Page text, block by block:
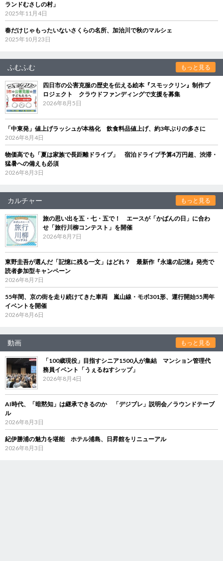
ランドむさしの村」
2025年11月4日
春だけじゃもったいないさくらの名所、加治川で秋のマルシェ
2025年10月23日
ふむふむ もっと見る
四日市の公害克服の歴史を伝える絵本『スモックリン』制作プ
ロジェクト クラウドファンディングで支援を募集
2026年8月5日
「中東発」値上げラッシュが本格化 飲食料品値上げ、約3年ぶりの多さに
2026年8月4日
物価高でも「夏は家族で長距離ドライブ」 宿泊ドライブ予算4万円超、渋滞・
猛暑への備えも必須
2026年8月3日
カルチャー もっと見る
旅の思い出を五・七・五で！ エースが「かばんの日」に合わ
せ「旅行川柳コンテスト」を開催
2026年8月7日
東野圭吾が選んだ「記憶に残る一文」はどれ？ 最新作『永遠の記憶』発売で
読者参加型キャンペーン
2026年8月7日
55年間、京の街を走り続けてきた車両 嵐山線・モボ301形、運行開始55周年
イベントを開催
2026年8月6日
動画 もっと見る
「100歳現役」目指すシニア1500人が集結 マンション管理代
務員イベント「うぇるねすシップ」
2026年8月4日
AI時代、「暗黙知」は継承できるのか 「デジブレ」説明会／ラウンドテーブ
ル
2026年8月3日
紀伊勝浦の魅力を堪能 ホテル浦島、日昇館をリニューアル
2026年8月3日